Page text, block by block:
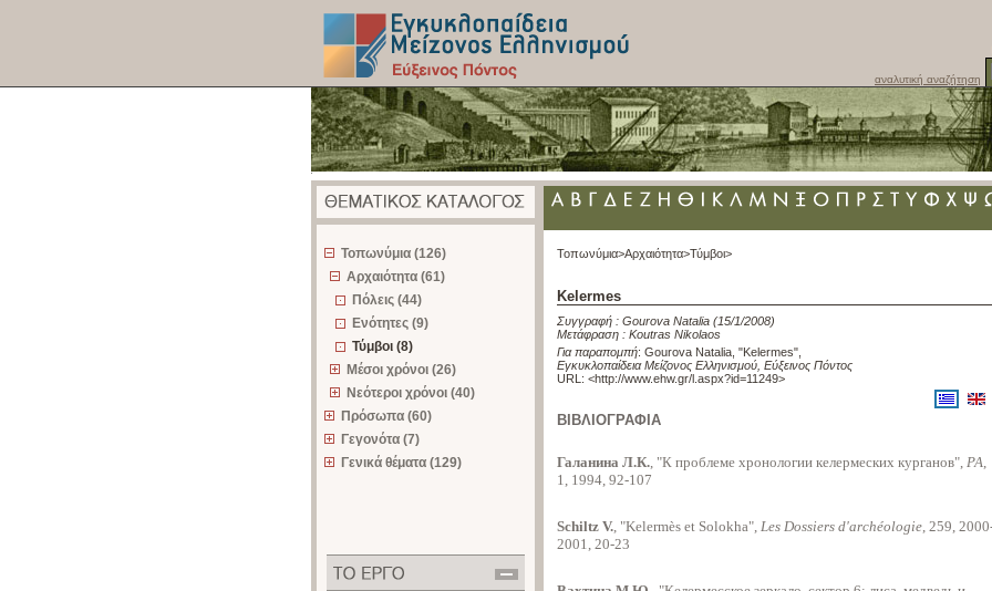
αναλυτική αναζήτηση
Τοπωνύμια (126)
Αρχαιότητα (61)
Πόλεις (44)
Ενότητες (9)
Τύμβοι (8)
Μέσοι χρόνοι (26)
Νεότεροι χρόνοι (40)
Πρόσωπα (60)
Γεγονότα (7)
Γενικά θέματα (129)
Τοπωνύμια>Αρχαιότητα>Τύμβοι>
Kelermes
Συγγραφή : Gourova Natalia (15/1/2008)
Μετάφραση : Koutras Nikolaos
Για παραπομπή: Gourova Natalia, "Kelermes"
Εγκυκλοπαίδεια Μείζονος Ελληνισμού, Εύξεινος Πόντος
URL: <http://www.ehw.gr/l.aspx?id=11249>
ΒΙΒΛΙΟΓΡΑΦΙΑ
Галанина Л.К., "К проблеме хронологии келермеских курганов", РА,
1, 1994, 92-107
Schiltz V., "Kelermès et Solokha", Les Dossiers d'archéologie, 259,
2001, 20-23